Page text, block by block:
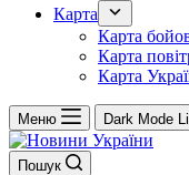
Карта
Карта
Карта
Карта
Меню Dark Mode
Пошук